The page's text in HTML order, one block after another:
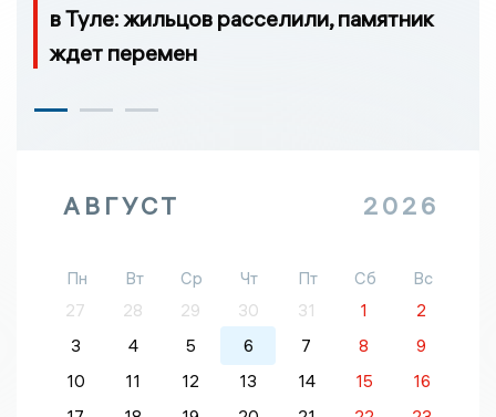
в Туле: жильцов расселили, памятник
ждет перемен
АВГУСТ 2026
Пн Вт Ср Чт Пт Сб
Вс
27
28 29 30 31 1
2
3
4 5 6 7 8
9
10
11 12 13 14 15
16